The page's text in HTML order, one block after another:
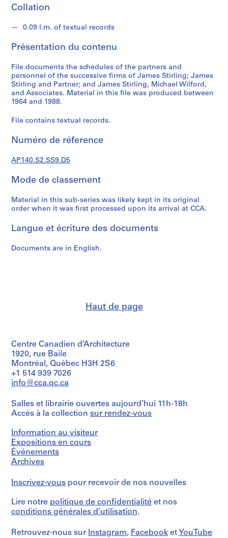
l
r
S
é
r
e
s
:
J
m
e
S
i
e
r
s
,
c
i
r
a
1
9
3
-
9
9
0
Collation
0.09 l.m. of textual records
Présentation du contenu
File documents the schedules of the partners and
personnel of the successive firms of James Stirling; James
Stirling and Partner; and James Stirling, Michael Wilford,
and Associates. Material in this file was produced between
1964 and 1988.
File contains textual records.
Numéro de réference
AP140.S2.SS9.D5
Mode de classement
Material in this sub-series was likely kept in its original
order when it was first processed upon its arrival at CCA.
Langue et écriture des documents
Documents are in English.
Haut de page
Centre Canadien d’Architecture
1920, rue Baile
Montréal, Québec H3H 2S6
+1 514 939 7026
info@cca.qc.ca
Salles et librairie ouvertes aujourd’hui 11h-18h
Accès à la collection sur rendez-vous
Information au visiteur
Expositions en cours
Événements
Archives
Inscrivez-vous pour recevoir de nos nouvelles
Lire notre politique de confidentialité et nos
conditions générales d’utilisation.
Retrouvez-nous sur Instagram, Facebook et YouTube